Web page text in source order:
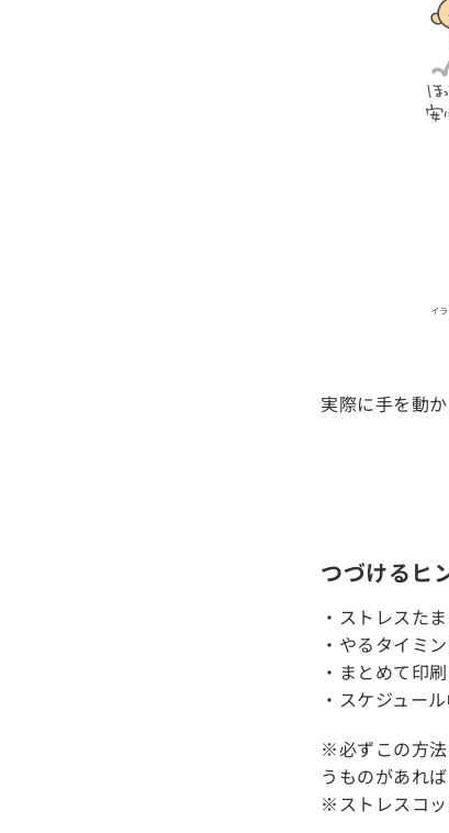
実際に手を動
つづけるヒ
・ストレスた
・やるタイミ
・まとめて印
・スケジュー
※必ずこの方
うものがあれば
※ストレスコ